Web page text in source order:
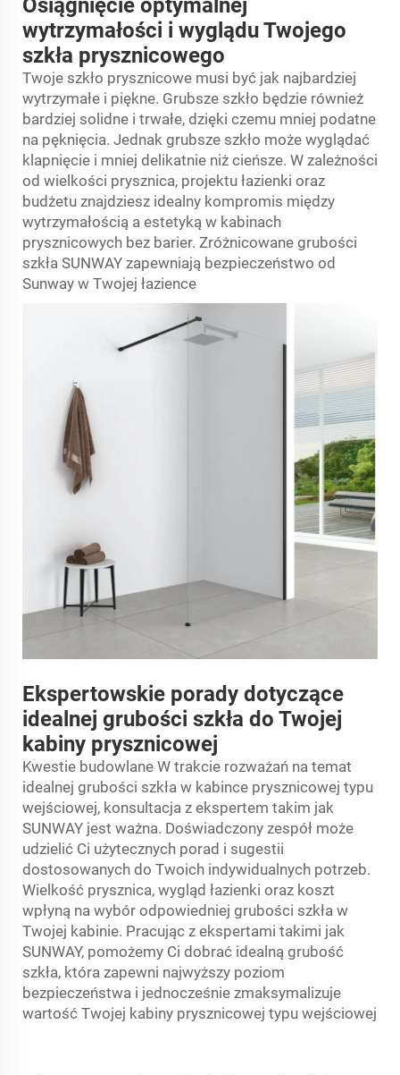
Osiągnięcie optymalnej
wytrzymałości i wyglądu Twojego
szkła prysznicowego
Twoje szkło prysznicowe musi być jak najbardziej
wytrzymałe i piękne. Grubsze szkło będzie również
bardziej solidne i trwałe, dzięki czemu mniej podatne
na pęknięcia. Jednak grubsze szkło może wyglądać
klapnięcie i mniej delikatnie niż cieńsze. W zależności
od wielkości prysznica, projektu łazienki oraz
budżetu znajdziesz idealny kompromis między
wytrzymałością a estetyką w kabinach
prysznicowych bez barier. Zróżnicowane grubości
szkła SUNWAY zapewniają bezpieczeństwo od
Sunway w Twojej łazience
Ekspertowskie porady dotyczące
idealnej grubości szkła do Twojej
kabiny prysznicowej
Kwestie budowlane W trakcie rozważań na temat
idealnej grubości szkła w kabince prysznicowej typu
wejściowej, konsultacja z ekspertem takim jak
SUNWAY jest ważna. Doświadczony zespół może
udzielić Ci użytecznych porad i sugestii
dostosowanych do Twoich indywidualnych potrzeb.
Wielkość prysznica, wygląd łazienki oraz koszt
wpłyną na wybór odpowiedniej grubości szkła w
Twojej kabinie. Pracując z ekspertami takimi jak
SUNWAY, pomożemy Ci dobrać idealną grubość
szkła, która zapewni najwyższy poziom
bezpieczeństwa i jednocześnie zmaksymalizuje
wartość Twojej kabiny prysznicowej typu wejściowej